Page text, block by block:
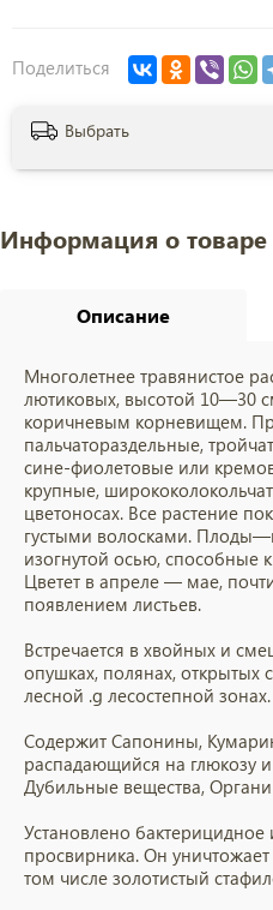
Поделиться
Выбрать
Информация о товаре
Описание
Многолетнее травянистое
лютиковых, высотой 10—30
коричневым корневищем.
пальчатораздельные,
сине-фиолетовые или
крупные,
цветоносах. Все растение
густыми волосками.
изогнутой осью,
Цветет в апреле — мае,
появлением листьев.
Встречается в хвойных и
опушках, полянах, открытых
лесной .g лесостепной зонах.
Содержит Сапонины,
распадающийся на глюкозу
Дубильные вещества,
Установлено
просвирника. Он
том числе золотистый